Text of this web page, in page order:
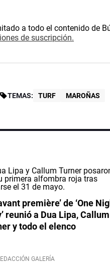
a todo el contenido de
de suscripción.
TEMAS: TURF MAROÑAS
première’ de ‘One
reunió a Dua Lipa, Callum
y todo el elenco
GALERÍA